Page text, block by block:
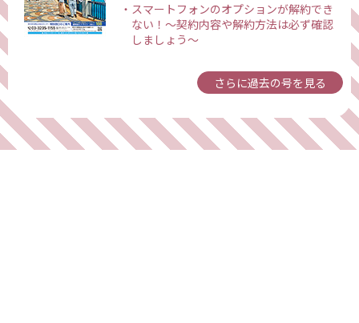
スマートフォンのオプションが解約でき
ない！～契約内容や解約方法は必ず確認
しましょう～
さらに過去の号を見る